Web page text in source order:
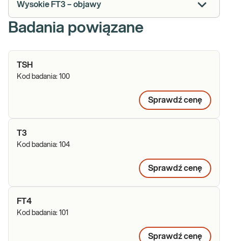
Wysokie FT3 – objawy
Badania powiązane
TSH
Kod badania: 100
Sprawdź cenę
T3
Kod badania: 104
Sprawdź cenę
FT4
Kod badania: 101
Sprawdź cenę